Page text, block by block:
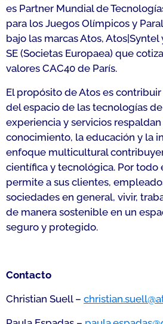
es Partner Mundial de
para los Juegos Olímpicos y
bajo las marcas Atos, Atos|Syntel
SE (Societas Europaea) que
valores CAC40 de París.
El propósito de Atos es
del espacio de las tecnologías
experiencia y servicios
conocimiento, la educación y la
enfoque multicultural
científica y tecnológica. Por todo
permite a sus clientes,
sociedades en general, vivir,
de manera sostenible en un
seguro y protegido.
Contacto
Christian Suell –